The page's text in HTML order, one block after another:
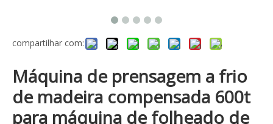
compartilhar com:
Máquina de prensagem a frio
de madeira compensada 600t
para máquina de folheado de